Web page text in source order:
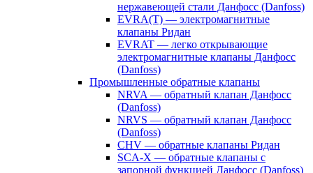
нержавеющей стали Данфосс (Danfoss)
EVRA(T) — электромагнитные
клапаны Ридан
EVRAT — легко открывающие
электромагнитные клапаны Данфосс
(Danfoss)
Промышленные обратные клапаны
NRVA — обратный клапан Данфосс
(Danfoss)
NRVS — обратный клапан Данфосс
(Danfoss)
CHV — обратные клапаны Ридан
SCA-X — обратные клапаны с
запорной функцией Данфосс (Danfoss)